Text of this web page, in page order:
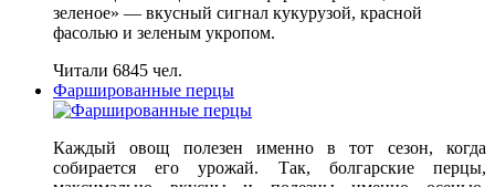
зеленое» — вкусный сигнал кукурузой, красной
фасолью и зеленым укропом.
Читали 6845 чел.
Фаршированные перцы
Каждый овощ полезен именно в тот сезон, когда
собирается его урожай. Так, болгарские перцы,